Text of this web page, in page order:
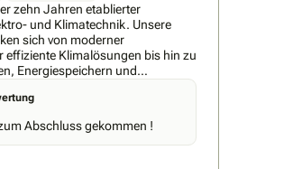
zehn Jahren etablierter
und Klimatechnik. Unsere
sich von moderner
effiziente Klimalösungen bis hin zu
Energiespeichern und
Team aus zehn qualifizierten
wir für saubere, zuverlässige
Abschluss gekommen !